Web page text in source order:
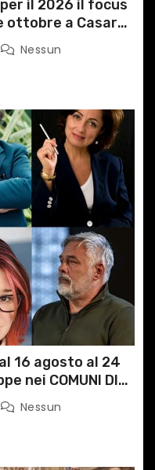
il 2026 il focus
a Casarsa
docenti delle
Nessun
16 agosto al 24
nei COMUNI DI
Nessun